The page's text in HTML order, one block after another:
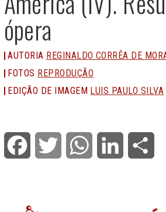
ópera
AUTORIA REGINALDO CORRÊA DE
FOTOS REPRODUÇÃO
EDIÇÃO DE IMAGEM LUIS PAULO SILVA
Facebook Twitter WhatsApp LinkedIn